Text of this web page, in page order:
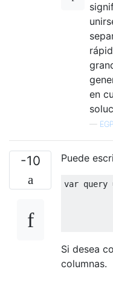
en
— EGP
-10 Puede
var query
Si desea
columnas.